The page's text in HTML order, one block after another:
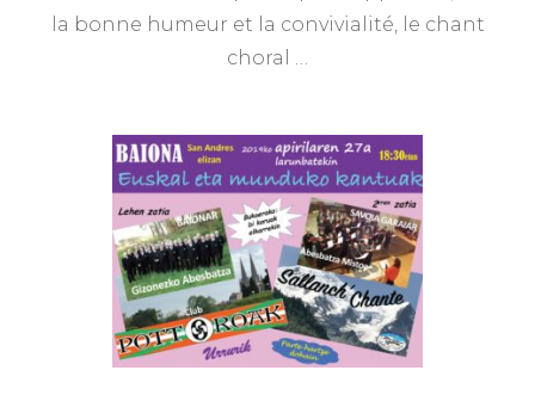
la bonne humeur et la convivialité, le chant
choral …